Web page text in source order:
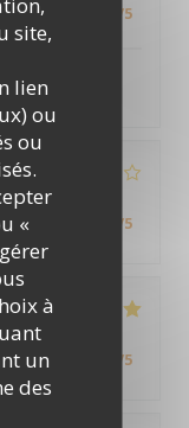
site,
lien
ou
ou
«
à
un
des
Qualité / Prix /5
Qualité / Prix /5
Qualité / Prix /5